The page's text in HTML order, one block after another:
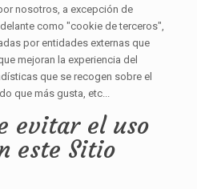
nosotros, a excepción de
como "cookie de terceros",
por entidades externas que
mejoran la experiencia del
que se recogen sobre el
que más gusta, etc...
evitar el uso
este Sitio